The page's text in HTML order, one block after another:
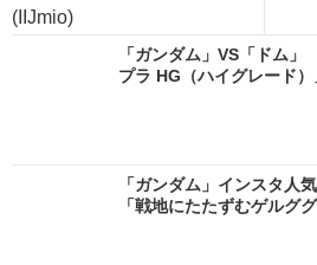
(IIJmio)
「ガンダム」VS「ドム
プラ HG（ハイグレード）
「ガンダム」インスタ人
「戦地にたたずむゲルグ